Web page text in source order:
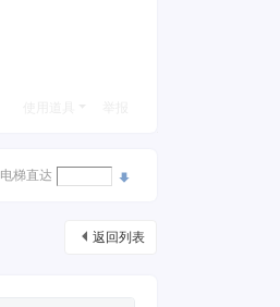
电梯直达
返回列表